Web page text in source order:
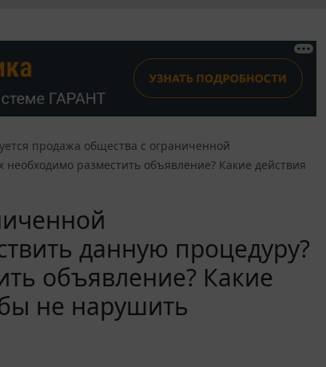
продажа общества с ограниченной
разместить объявление? Какие действия
данную процедуру?
объявление? Какие
не нарушить